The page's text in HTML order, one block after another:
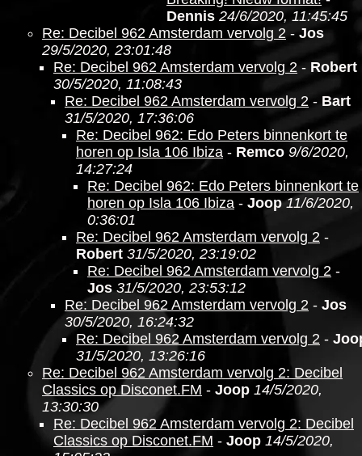
Dennis 24/6/2020, 11:45:45
Re: Decibel 962 Amsterdam vervolg 2 - Jos
29/5/2020, 23:01:48
Re: Decibel 962 Amsterdam vervolg 2 - Robert
30/5/2020, 11:08:43
Re: Decibel 962 Amsterdam vervolg 2 - Bart
31/5/2020, 17:36:06
Re: Decibel 962: Edo Peters binnenkort te
horen op Isla 106 Ibiza - Remco 9/6/2020,
14:27:24
Re: Decibel 962: Edo Peters binnenkort te
horen op Isla 106 Ibiza - Joop 11/6/2020,
0:36:01
Re: Decibel 962 Amsterdam vervolg 2 -
Robert 31/5/2020, 23:19:02
Re: Decibel 962 Amsterdam vervolg 2 -
Jos 31/5/2020, 23:53:12
Re: Decibel 962 Amsterdam vervolg 2 - Jos
30/5/2020, 16:24:32
Re: Decibel 962 Amsterdam vervolg 2 -
31/5/2020, 13:26:16
Re: Decibel 962 Amsterdam vervolg 2: Decibel
Classics op Disconet.FM - Joop 14/5/2020,
13:30:30
Re: Decibel 962 Amsterdam vervolg 2: Decibel
Classics op Disconet.FM - Joop 14/5/2020,